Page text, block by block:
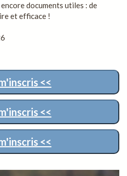
documents utiles : de
et efficace !
<<
<<
<<